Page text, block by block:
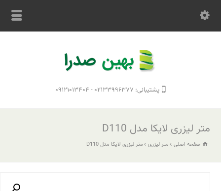
پشتیبانی: ۰۲۱۳۳۹۹۶۳۷۷ - ۰۹۱۲۱۰۱۳۴۰۴
متر لیزری لایکا مدل D110
صفحه اصلی متر لیزری متر لیزری لایکا مدل D110